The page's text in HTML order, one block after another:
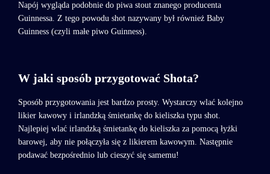
Napój wygląda podobnie do piwa stout znanego producenta
Guinnessa. Z tego powodu shot nazywany był również Baby
Guinness (czyli małe piwo Guinness).
W jaki sposób przygotować Shota?
Sposób przygotowania jest bardzo prosty. Wystarczy wlać kolejno
likier kawowy i irlandzką śmietankę do kieliszka typu shot.
Najlepiej wlać irlandzką śmietankę do kieliszka za pomocą łyżki
barowej, aby nie połączyła się z likierem kawowym. Następnie
podawać bezpośrednio lub cieszyć się samemu!